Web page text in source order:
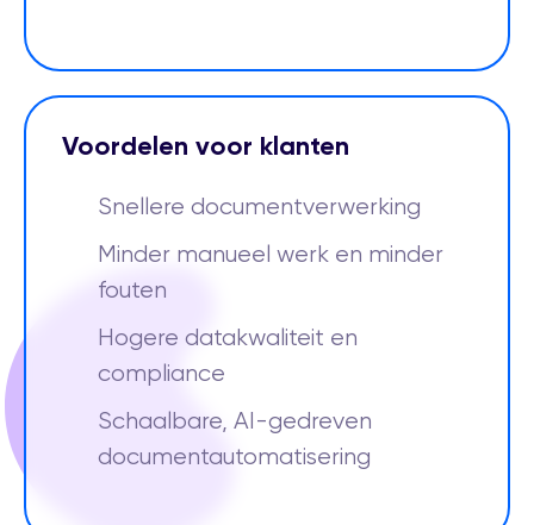
Voordelen voor klanten
Snellere documentverwerking
Minder manueel werk en minder
fouten
Hogere datakwaliteit en
compliance
Schaalbare, AI-gedreven
documentautomatisering